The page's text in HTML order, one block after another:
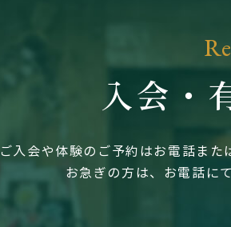
入会・
ご入会や体験のご予約はお電話また
お急ぎの方は、お電話に